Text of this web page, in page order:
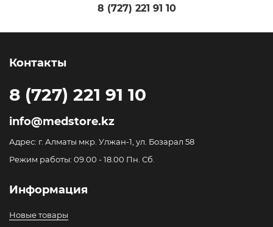
8 (727) 221 91 10
Контакты
8 (727) 221 91 10
info@medstore.kz
Адрес: г. Алматы мкр. Улжан-1, ул. Бозарал 58
Режим работы: 09.00 - 18.00 Пн. Сб.
Информация
Новые товары